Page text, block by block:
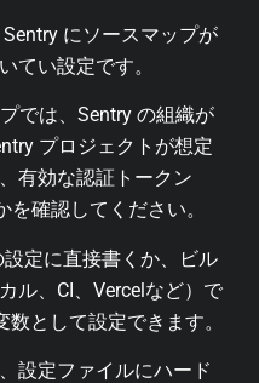
にソースマップが
てい設定です。
では、Sentry の組織が
プロジェクトが想定
有効な認証トークン
を確認してください。
定に直接書くか、ビル
ル、CI、Vercelなど）で
数として設定できます。
設定ファイルにハード